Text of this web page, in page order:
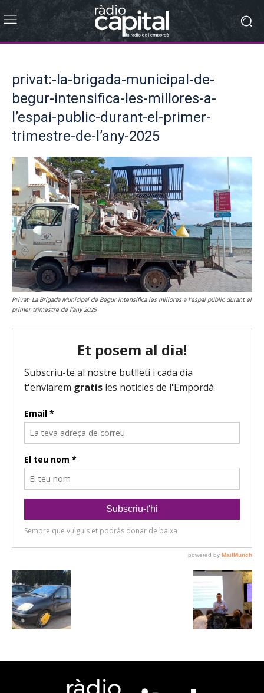
privat:-la-brigada-municipal-de-
begur-intensifica-les-millores-a-
l’espai-public-durant-el-primer-
trimestre-de-l’any-2025
Privat: La Brigada Municipal de Begur intensifica les millores a l’espai públic durant el
primer trimestre de l’any 2025